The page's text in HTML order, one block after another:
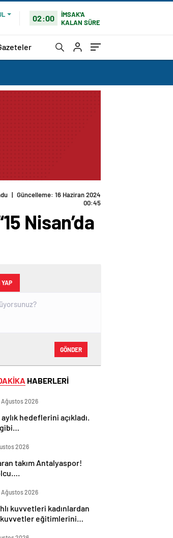
02:00
İMSAK'A
KALAN SÜRE
Nisan’da
YAP
GÖNDER
hedeflerini açıkladı.
takım Antalyaspor!
kuvvetleri kadınlardan
eğitimlerini